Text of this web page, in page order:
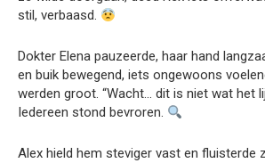
stil, verbaasd.
Dokter Elena pauzeerde, haar hand
en buik bewegend, iets ongewoons
werden groot. “Wacht… dit is niet wat het
Iedereen stond bevroren.
Alex hield hem steviger vast en fluisterde